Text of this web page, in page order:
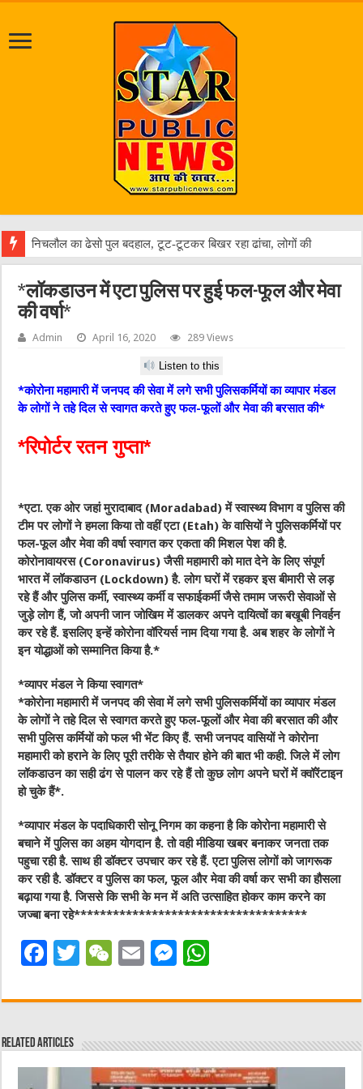
*लॉकडाउन में एटा पुलिस पर हुई फल-फूल और मेवा
की वर्षा*
Admin April 16, 2020 289 Views
Listen to this
*कोरोना महामारी में जनपद की सेवा में लगे सभी पुलिसकर्मियों का व्यापार मंडल
के लोगों ने तहे दिल से स्वागत करते हुए फल-फूलों और मेवा की बरसात की*
*रिपोर्टर रतन गुप्ता*
*एटा. एक ओर जहां मुरादाबाद (Moradabad) में स्वास्थ्य विभाग व पुलिस की
टीम पर लोगों ने हमला किया तो वहीं एटा (Etah) के वासियों ने पुलिसकर्मियों पर
फल-फूल और मेवा की वर्षा स्वागत कर एकता की मिशल पेश की है.
कोरोनावायरस (Coronavirus) जैसी महामारी को मात देने के लिए संपूर्ण
भारत में लॉकडाउन (Lockdown) है. लोग घरों में रहकर इस बीमारी से लड़
रहे हैं और पुलिस कर्मी, स्वास्थ्य कर्मी व सफाईकर्मी जैसे तमाम जरूरी सेवाओं से
जुड़े लोग हैं, जो अपनी जान जोखिम में डालकर अपने दायित्वों का बखूबी निवर्हन
कर रहे हैं. इसलिए इन्हें कोरोना वॉरियर्स नाम दिया गया है. अब शहर के लोगों ने
इन योद्धाओं को सम्मानित किया है.*
*व्यापर मंडल ने किया स्वागत*
*कोरोना महामारी में जनपद की सेवा में लगे सभी पुलिसकर्मियों का व्यापार मंडल
के लोगों ने तहे दिल से स्वागत करते हुए फल-फूलों और मेवा की बरसात की और
सभी पुलिस कर्मियों को फल भी भेंट किए हैं. सभी जनपद वासियों ने कोरोना
महामारी को हराने के लिए पूरी तरीके से तैयार होने की बात भी कही. जिले में लोग
लॉकडाउन का सही ढंग से पालन कर रहे हैं तो कुछ लोग अपने घरों में क्वॉरेंटाइन
हो चुके हैं*.
*व्यापार मंडल के पदाधिकारी सोनू निगम का कहना है कि कोरोना महामारी से
बचाने में पुलिस का अहम योगदान है. तो वही मीडिया खबर बनाकर जनता तक
पहुचा रही है. साथ ही डॉक्टर उपचार कर रहे हैं. एटा पुलिस लोगों को जागरूक
कर रही है. डॉक्टर व पुलिस का फल, फूल और मेवा की वर्षा कर सभी का हौसला
बढ़ाया गया है. जिससे कि सभी के मन में अति उत्साहित होकर काम करने का
जज्बा बना रहे************************************
F
c
e
b
T
it
r
W
C
at
E
ai
M
ss
n
at
A
Related Articles